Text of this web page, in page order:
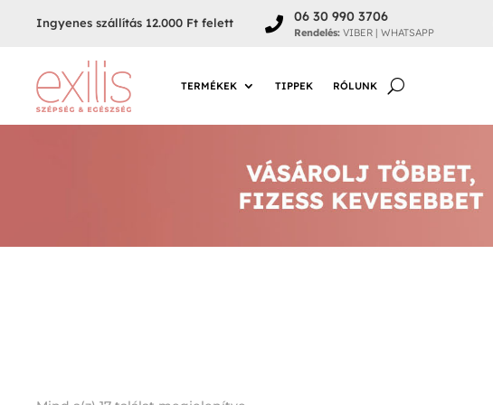
Ingyenes szállítás 12.000 Ft felett  06 30 990 3706
Rendelés: VIBER | WHATSAPP
TERMÉKEK TIPPEK RÓLUNK